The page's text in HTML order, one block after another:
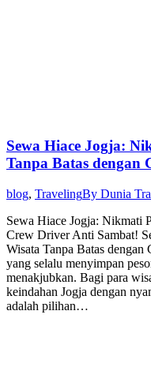
Sewa Hiace Jogja:
Tanpa Batas dengan
blog, TravelingBy Dunia
Sewa Hiace Jogja: Nikmati
Crew Driver Anti Sambat!
Wisata Tanpa Batas
yang selalu menyimpan
menakjubkan. Bagi para
keindahan Jogja dengan
adalah pilihan…